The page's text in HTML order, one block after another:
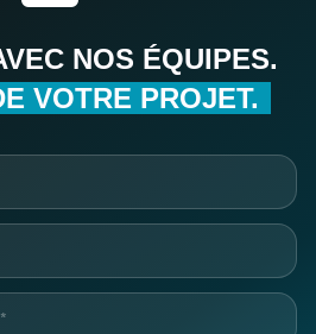
NOS ÉQUIPES.
VOTRE PROJET.